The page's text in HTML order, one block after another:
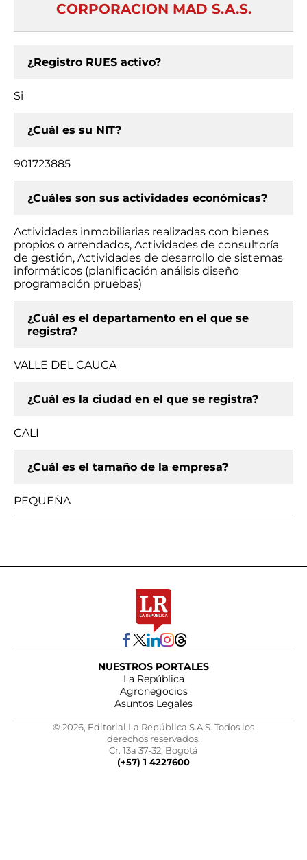
CORPORACION MAD S.A.S.
¿Registro RUES activo?
Si
¿Cuál es su NIT?
901723885
¿Cuáles son sus actividades económicas?
Actividades inmobiliarias realizadas con bienes
propios o arrendados, Actividades de consultoría
de gestión, Actividades de desarrollo de sistemas
informáticos (planificación análisis diseño
programación pruebas)
¿Cuál es el departamento en el que se
registra?
VALLE DEL CAUCA
¿Cuál es la ciudad en el que se registra?
CALI
¿Cuál es el tamaño de la empresa?
PEQUEÑA
NUESTROS PORTALES
La República
Agronegocios
Asuntos Legales
© 2026, Editorial La República S.A.S. Todos los
derechos reservados.
Cr. 13a 37-32, Bogotá
(+57) 1 4227600